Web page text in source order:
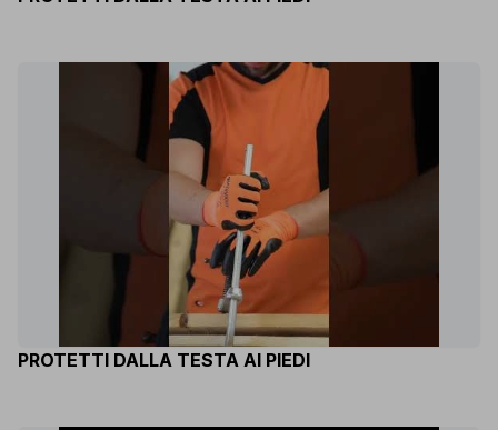
PROTETTI DALLA TESTA AI PIEDI